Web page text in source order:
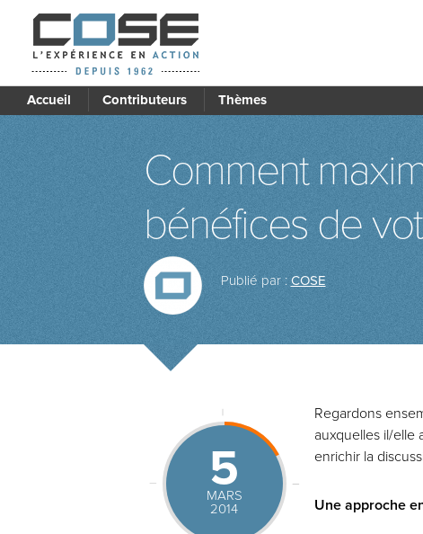
Accueil Contributeurs Thèmes
Comment
bénéfices de
Publié par : COSE
5
MARS
2014
Regardons
auxquelles il/elle
enrichir la
Une approche